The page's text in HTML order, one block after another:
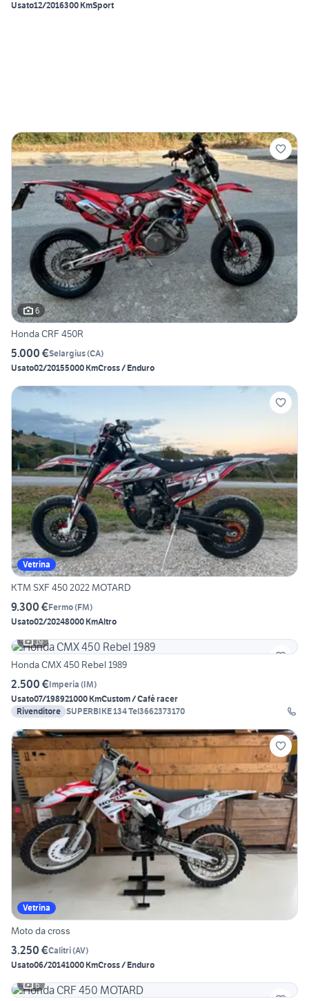
Usato12/2016300 KmSport
6
Honda CRF 450R
5.000 €Selargius(CA)
Usato02/20155000 KmCross / Enduro
Vetrina
KTM SXF 450 2022 MOTARD
9.300 €Fermo(FM)
Usato02/20248000 KmAltro
19
Honda CMX 450 Rebel 1989
2.500 €Imperia (IM)
Usato07/198921000 KmCustom / Café racer
Rivenditore SUPERBIKE 134 Tel3662373170
Vetrina
Moto da cross
3.250 €Calitri(AV)
Usato06/20141000 KmCross / Enduro
6